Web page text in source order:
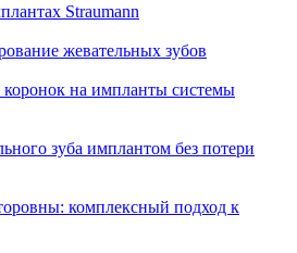
Straumann
жевательных зубов
на импланты системы
зуба имплантом без потери
комплексный подход к